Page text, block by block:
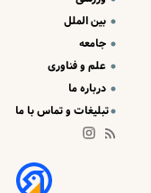
بین الملل
جامعه
علم و فناوری
درباره ما
تبلیغات و تماس با ما